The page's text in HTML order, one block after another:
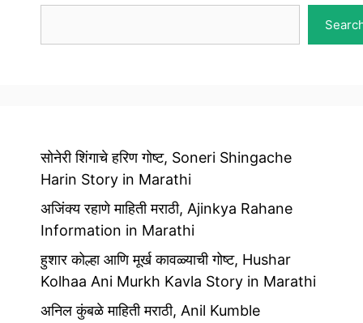
सोनेरी शिंगाचे हरिण गोष्ट, Soneri Shingache
Harin Story in Marathi
अजिंक्य रहाणे माहिती मराठी, Ajinkya Rahane
Information in Marathi
हुशार कोल्हा आणि मूर्ख कावळ्याची गोष्ट, Hushar
Kolhaa Ani Murkh Kavla Story in Marathi
अनिल कुंबळे माहिती मराठी, Anil Kumble